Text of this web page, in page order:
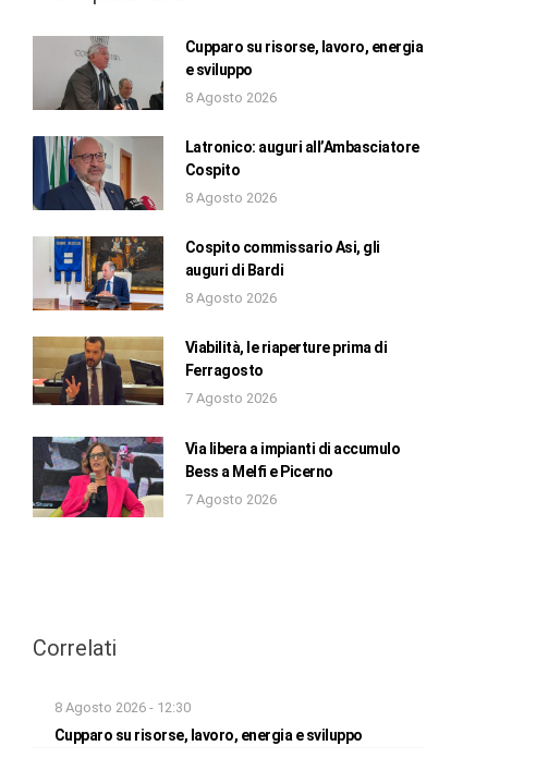
Cupparo su risorse, lavoro, energia
e sviluppo
8 Agosto 2026
Latronico: auguri all’Ambasciatore
Cospito
8 Agosto 2026
Cospito commissario Asi, gli
auguri di Bardi
8 Agosto 2026
Viabilità, le riaperture prima di
Ferragosto
7 Agosto 2026
Via libera a impianti di accumulo
Bess a Melfi e Picerno
7 Agosto 2026
Correlati
8 Agosto 2026 - 12:30
Cupparo su risorse, lavoro, energia e sviluppo